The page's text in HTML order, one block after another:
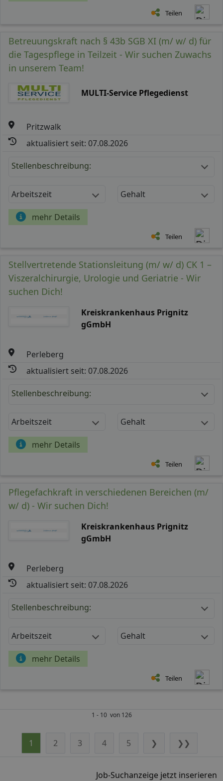
Teilen
Betreuungskraft nach § 43b SGB XI (m/ w/ d) für
die Tagespflege in Teilzeit - Wir suchen Zuwachs
in unserem Team!
MULTI-Service Pflegedienst
Pritzwalk
aktualisiert seit: 07.08.2026
Stellenbeschreibung:
Arbeitszeit Gehalt
mehr Details
Teilen
Stellvertretende Stationsleitung (m/ w/ d) CK 1 –
Viszeralchirurgie, Urologie und Geriatrie - Wir
suchen Dich!
Kreiskrankenhaus Prignitz
gGmbH
Perleberg
aktualisiert seit: 07.08.2026
Stellenbeschreibung:
Arbeitszeit Gehalt
mehr Details
Teilen
Pflegefachkraft in verschiedenen Bereichen (m/
w/ d) - Wir suchen Dich!
Kreiskrankenhaus Prignitz
gGmbH
Perleberg
aktualisiert seit: 07.08.2026
Stellenbeschreibung:
Arbeitszeit Gehalt
mehr Details
Teilen
1 - 10 von 126
1 2 3 4 5 ❯ ❯❯
Job-Suchanzeige jetzt inserieren